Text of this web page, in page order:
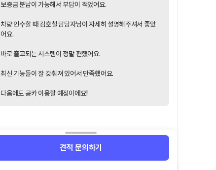
보증금 분납이 가능해서 부담이 적었어요.
차량 인수할 때 김호철 담당자님이 자세히 설명해주셔서 좋았
어요.
바로 출고되는 시스템이 정말 편했어요.
최신 기능들이 잘 갖춰져 있어서 만족했어요.
다음에도 공카 이용할 예정이에요!
견적 문의하기